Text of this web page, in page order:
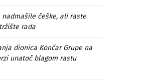
nadmašile češke, ali raste
rada
dionica Končar Grupe na
unatoč blagom rastu